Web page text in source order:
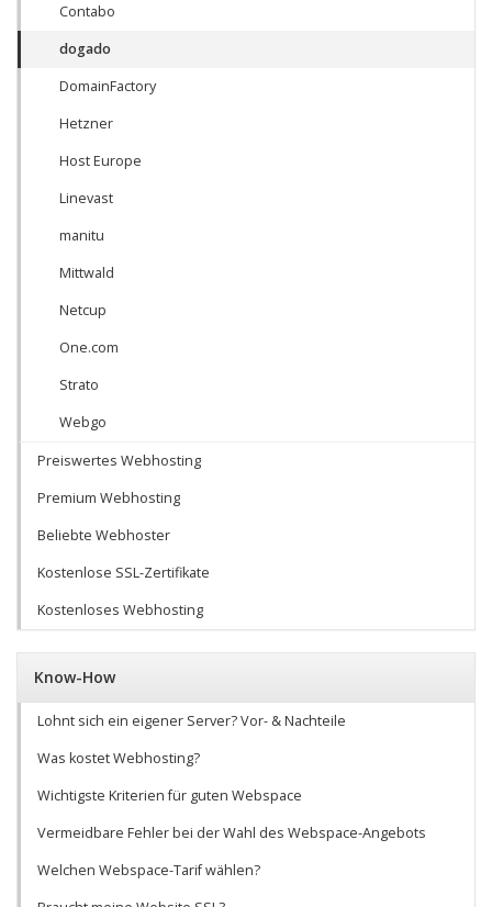
Contabo
dogado
DomainFactory
Hetzner
Host Europe
Linevast
manitu
Mittwald
Netcup
One.com
Strato
Webgo
Preiswertes Webhosting
Premium Webhosting
Beliebte Webhoster
Kostenlose SSL-Zertifikate
Kostenloses Webhosting
Know-How
Lohnt sich ein eigener Server? Vor- & Nachteile
Was kostet Webhosting?
Wichtigste Kriterien für guten Webspace
Vermeidbare Fehler bei der Wahl des Webspace-Angebots
Welchen Webspace-Tarif wählen?